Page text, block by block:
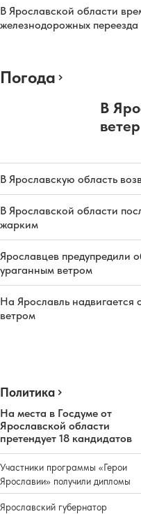
В Ярославской области
железнодорожных переезда
Погода
В
В Ярославскую область
В Ярославской области
жарким
Ярославцев предупредили
ураганным ветром
На Ярославль
ветром
Политика
На места в Госдуме от
Ярославской области
претендует 18 кандидатов
Участники программы «Герои
Ярославии» получили дипломы
Ярославский губернатор